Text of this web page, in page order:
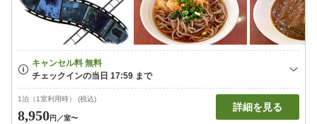
1泊（1室利用時） (税込)
8,950円 ／室〜
詳細を見る